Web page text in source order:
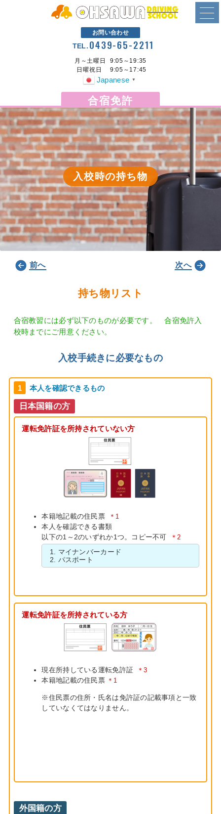
お問い合わせ
TEL. 0439-65-2211
月～土曜日
9:05～19:35
日曜祝日
9:05～17:45
Japanese ▼
合宿免許
入校時の持ち物
前へ 次へ
持ち物リスト
合宿教習には必ず以下のものが必要です。 合宿免許入
校時までにご用意ください。
入校手続きに必要なもの
1 本人を確認できるもの
日本国籍の方
運転免許証を所持されていない方
本籍地記載の住民票 ＊1
本人を確認できる書類
以下の1～2のいずれか1つ。コピー不可
＊2
マイナンバーカード
パスポート
運転免許証を所持されている方
現在所持している運転免許証 ＊3
本籍地記載の住民票 ＊1
※住民票の住所・氏名は免許証の記載事項と一致
していなくてはなりません。
外国籍の方